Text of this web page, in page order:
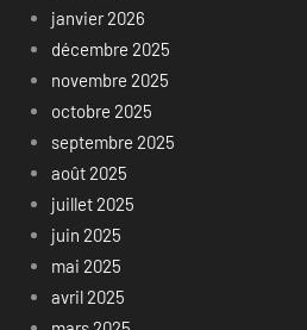
janvier 2026
décembre 2025
novembre 2025
octobre 2025
septembre 2025
août 2025
juillet 2025
juin 2025
mai 2025
avril 2025